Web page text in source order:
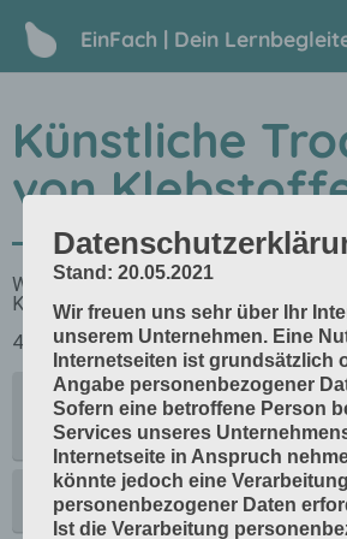
EinFach | Dein
Künstliche
von
Stand: 20.05.2021
Wir freuen uns sehr über Ihr
unserem Unternehmen. Eine
Internetseiten ist grundsätzlich
Angabe personenbezogener
Sofern eine betroffene Person
Services unseres
Internetseite in Anspruch
könnte jedoch eine Verarbeitung
personenbezogener Daten
Ist die Verarbeitung